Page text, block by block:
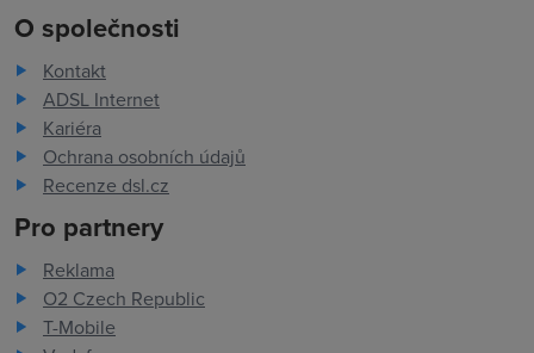
O společnosti
Kontakt
ADSL Internet
Kariéra
Ochrana osobních údajů
Recenze dsl.cz
Pro partnery
Reklama
O2 Czech Republic
T-Mobile